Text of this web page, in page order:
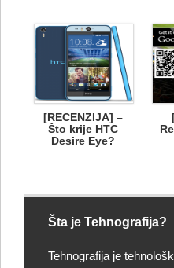
[RECENZIJA] –
Što krije HTC
Desire Eye?
Šta je Tehnografija?
Tehnografija je